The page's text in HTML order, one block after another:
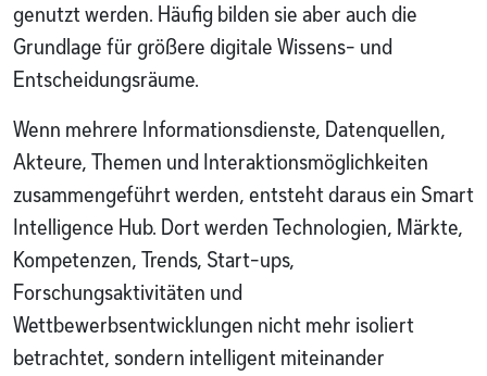
genutzt werden. Häufig bilden sie aber auch die
Grundlage für größere digitale Wissens- und
Entscheidungsräume.
Wenn mehrere Informationsdienste, Datenquellen,
Akteure, Themen und Interaktionsmöglichkeiten
zusammengeführt werden, entsteht daraus ein Smart
Intelligence Hub. Dort werden Technologien, Märkte,
Kompetenzen, Trends, Start-ups,
Forschungsaktivitäten und
Wettbewerbsentwicklungen nicht mehr isoliert
betrachtet, sondern intelligent miteinander